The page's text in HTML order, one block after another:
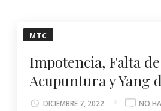
MTC
Impotencia, Falta
Acupuntura y Yang
DICIEMBRE 7, 2022 NO